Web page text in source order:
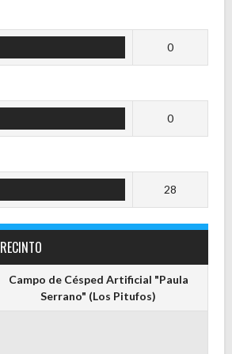
0
0
28
RECINTO
Campo de Césped Artificial "Paula
Serrano" (Los Pitufos)